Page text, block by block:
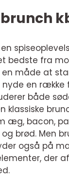
bedste fra
en måde at
en række
både
klassiske
æg, bacon,
brød. Men
også på
der